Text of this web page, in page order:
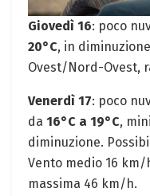
Giovedì 16: poco
20°C, in
Ovest/Nord-Ovest,
Venerdì 17: poco
da 16°C a 19°C,
diminuzione.
Vento medio 16
massima 46 km/h.